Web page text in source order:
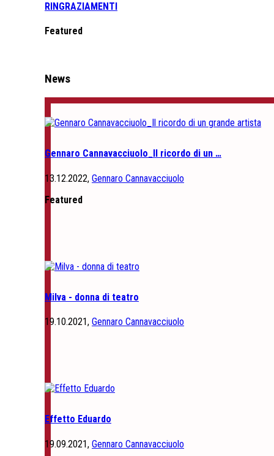
RINGRAZIAMENTI
Featured
News
Gennaro Cannavacciuolo_Il ricordo di un …
13.12.2022, Gennaro Cannavacciuolo
Featured
Milva - donna di teatro
19.10.2021, Gennaro Cannavacciuolo
Effetto Eduardo
19.09.2021, Gennaro Cannavacciuolo